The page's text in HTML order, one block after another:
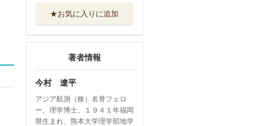
★お気に入りに追加
著者情報
今村 遼平
アジア航測（株）名誉フェロ
ー、理学博士。１９４１年福岡
県生まれ、熊本大学理学部地学